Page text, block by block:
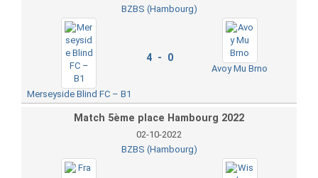
BZBS (Hambourg)
Merseyside Blind FC – B1
4 - 0
Avoy Mu Brno
Match 5ème place Hambourg 2022
02-10-2022
BZBS (Hambourg)